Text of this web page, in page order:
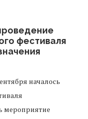
фестиваля
началось
мероприятие